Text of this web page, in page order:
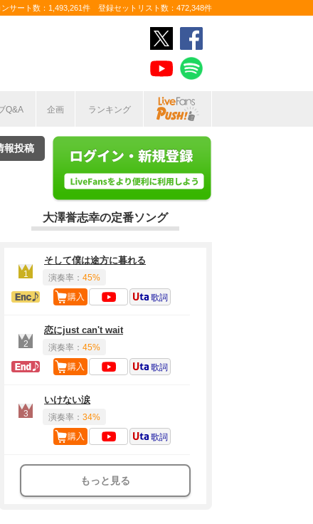
サート数：1,493,261件 登録セットリスト数：472,348件
Q&A 企画 ランキング
報投稿
大澤誉志幸の定番ソング
1
そして僕は途方に暮れる
演奏率： 45%
アンコール定番
購入 歌詞
2
恋にjust can't wait
演奏率： 45%
ラスト定番
購入 歌詞
3
いけない涙
演奏率： 34%
購入 歌詞
もっと見る